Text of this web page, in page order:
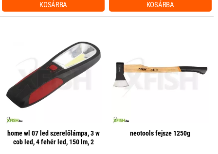
KOSÁRBA KOSÁRBA
home wl 07 led szerelőlámpa, 3 w
cob led, 4 fehér led, 150 lm, 2
neotools fejsze 1250g